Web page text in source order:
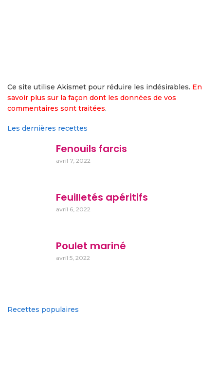
Ce site utilise Akismet pour réduire les indésirables. En
savoir plus sur la façon dont les données de vos
commentaires sont traitées.
Les dernières recettes
Fenouils farcis
avril 7, 2022
Feuilletés apéritifs
avril 6, 2022
Poulet mariné
avril 5, 2022
Recettes populaires